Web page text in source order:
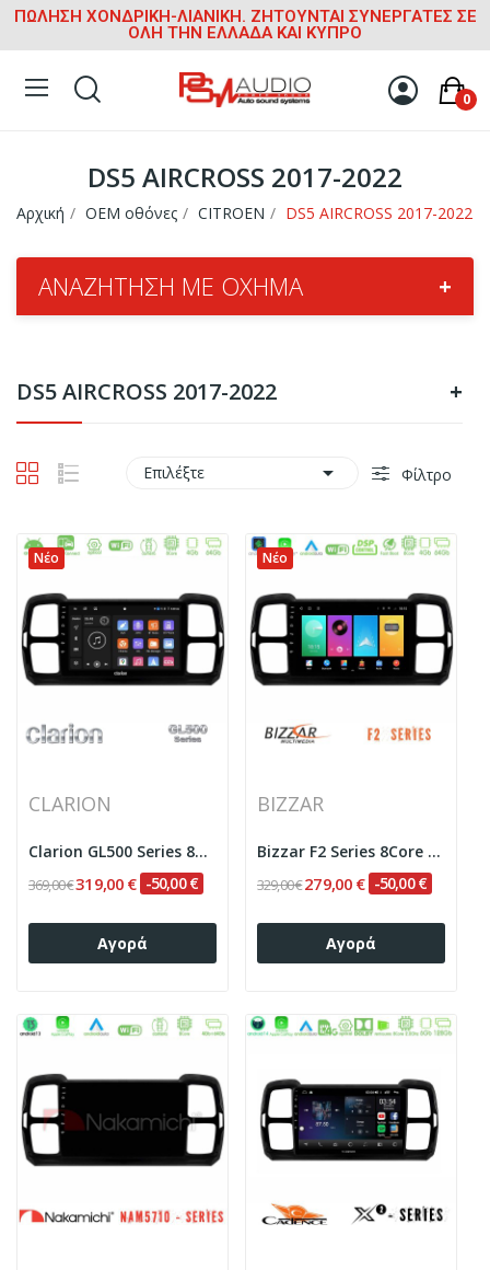
ΠΩΛΗΣΗ ΧΟΝΔΡΙΚΗ-ΛΙΑΝΙΚΗ. ΖΗΤΟΥΝΤΑΙ ΣΥΝΕΡΓΑΤΕΣ ΣΕ
ΟΛΗ ΤΗΝ ΕΛΛΑΔΑ ΚΑΙ ΚΥΠΡΟ
0
DS5 AIRCROSS 2017-2022
Αρχική OEM οθόνες CITROEN DS5 AIRCROSS 2017-2022
ΑΝΑΖΉΤΗΣΗ ΜΕ ΌΧΗΜΑ +
DS5 AIRCROSS 2017-2022 +
Επιλέξτε  Φίλτρο
Νέο
CLARION
Clarion GL500 Series 8Core Android ClarionOS...
369,00 €319,00 € -50,00 €
Αγορά
Νέο
BIZZAR
Bizzar F2 Series 8Core Android16 4+64GB Citroen...
329,00 €279,00 € -50,00 €
Αγορά